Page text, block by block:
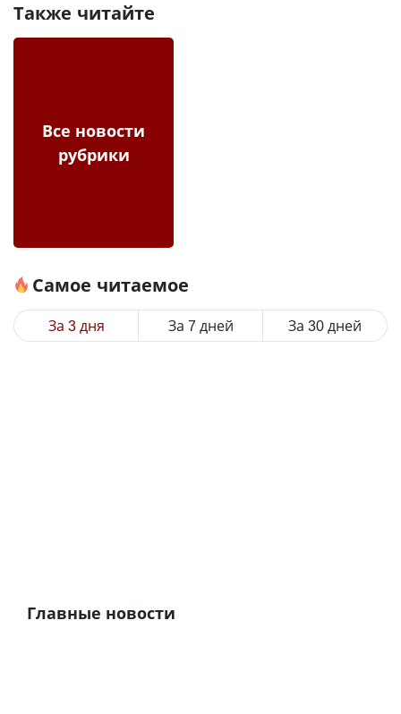
Также читайте
Все новости
рубрики
Самое читаемое
За 3 дня За 7 дней За 30 дней
Главные новости